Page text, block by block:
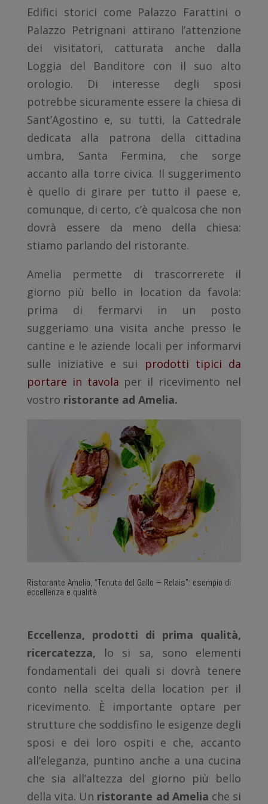
Edifici storici come Palazzo Farattini o
Palazzo Petrignani attirano l’attenzione
dei visitatori, catturata anche dalla
Loggia del Banditore con il suo alto
orologio. Di interesse degli sposi
potrebbe sicuramente essere la chiesa di
Sant’Agostino e, su tutti, la Cattedrale
dedicata alla patrona della cittadina
umbra, Santa Fermina, che sorge
accanto alla torre civica. Il suggerimento
è quello di girare per tutto il paese e,
comunque, di certo, c’è qualcosa che non
dovrà essere da meno della chiesa:
stiamo parlando del ristorante.
Amelia permette di trascorrerete il
giorno più bello in location da favola:
prima di fermarvi in un posto
suggeriamo una visita anche presso le
cantine e le aziende locali per informarvi
sulle iniziative e sui prodotti tipici da
portare in tavola per il ricevimento nel
vostro ristorante ad Amelia.
Ristorante Amelia, “Tenuta del Gallo – Relais”: esempio di
eccellenza e qualità
Eccellenza, prodotti di prima qualità,
ricercatezza, lo si sa, sono elementi
fondamentali dei quali si dovrà tenere
conto nella scelta della location per il
ricevimento. È importante optare per
strutture che soddisfino le esigenze degli
sposi e dei loro ospiti e che, accanto
all’eleganza, puntino anche a una cucina
che sia all’altezza del giorno più bello
della vita. Un ristorante ad Amelia che si